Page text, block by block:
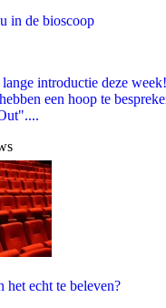
in de bioscoop
introductie deze
een hoop te
echt te beleven?